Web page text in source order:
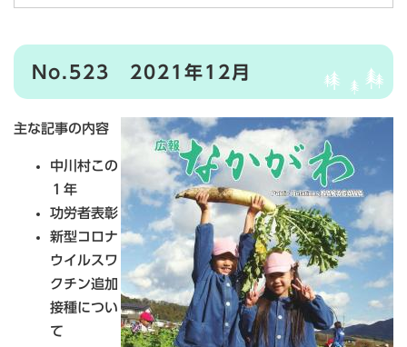
No.523 2021年12月
主な記事の内容
中川村この
１年
功労者表彰
新型コロナ
ウイルスワ
クチン追加
接種につい
て